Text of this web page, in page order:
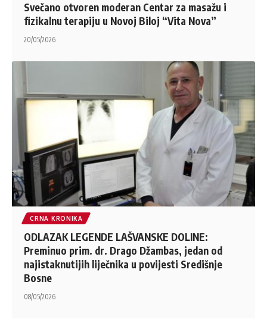
Svečano otvoren moderan Centar za masažu i
fizikalnu terapiju u Novoj Biloj “Vita Nova”
20/05/2026
CRNA KRONIKA
ODLAZAK LEGENDE LAŠVANSKE DOLINE:
Preminuo prim. dr. Drago Džambas, jedan od
najistaknutijih liječnika u povijesti Središnje
Bosne
08/05/2026